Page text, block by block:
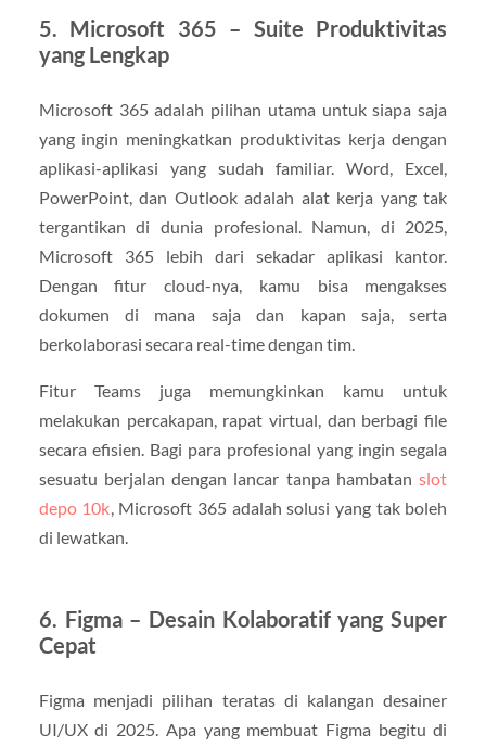
5. Microsoft 365 – Suite Produktivitas
yang Lengkap
Microsoft 365 adalah pilihan utama untuk siapa saja
yang ingin meningkatkan produktivitas kerja dengan
aplikasi-aplikasi yang sudah familiar. Word, Excel,
PowerPoint, dan Outlook adalah alat kerja yang tak
tergantikan di dunia profesional. Namun, di 2025,
Microsoft 365 lebih dari sekadar aplikasi kantor.
Dengan fitur cloud-nya, kamu bisa mengakses
dokumen di mana saja dan kapan saja, serta
berkolaborasi secara real-time dengan tim.
Fitur Teams juga memungkinkan kamu untuk
melakukan percakapan, rapat virtual, dan berbagi file
secara efisien. Bagi para profesional yang ingin segala
sesuatu berjalan dengan lancar tanpa hambatanslot
depo 10k, Microsoft 365 adalah solusi yang tak boleh
di lewatkan.
6. Figma – Desain Kolaboratif yang Super
Cepat
Figma menjadi pilihan teratas di kalangan desainer
UI/UX di 2025. Apa yang membuat Figma begitu di